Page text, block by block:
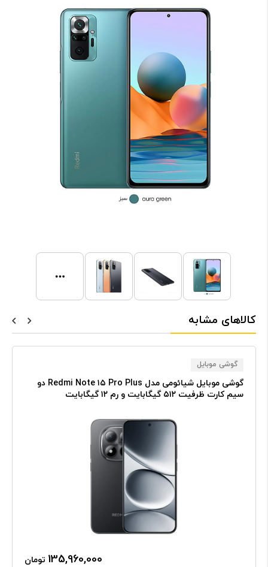
کالاهای مشابه
گوشی موبایل
گوشی موبایل شیائومی مدل Redmi Note ۱۵ Pro Plus دو
سیم کارت ظرفیت ۵۱۲ گیگابایت و رم ۱۲ گیگابایت
135,960,000 تومان